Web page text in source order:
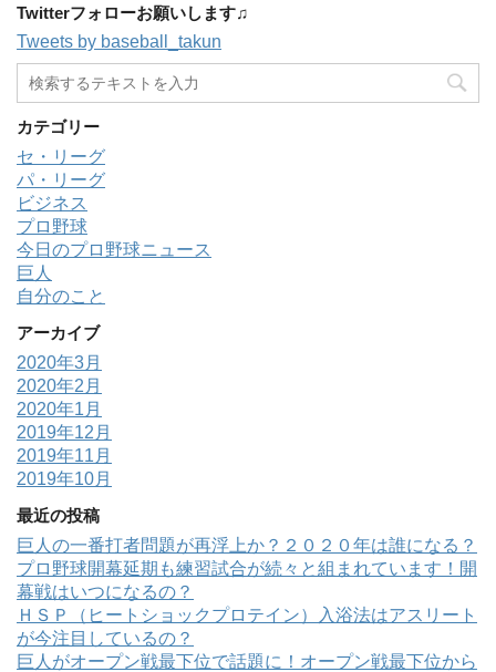
Twitterフォローお願いします♫
Tweets by baseball_takun
カテゴリー
セ・リーグ
パ・リーグ
ビジネス
プロ野球
今日のプロ野球ニュース
巨人
自分のこと
アーカイブ
2020年3月
2020年2月
2020年1月
2019年12月
2019年11月
2019年10月
最近の投稿
巨人の一番打者問題が再浮上か？２０２０年は誰になる？
プロ野球開幕延期も練習試合が続々と組まれています！開
幕戦はいつになるの？
ＨＳＰ（ヒートショックプロテイン）入浴法はアスリート
が今注目しているの？
巨人がオープン戦最下位で話題に！オープン戦最下位から